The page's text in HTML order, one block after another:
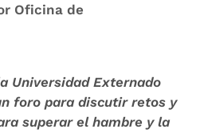
Oficina de
Universidad Externado
foro para discutir retos y
superar el hambre y la